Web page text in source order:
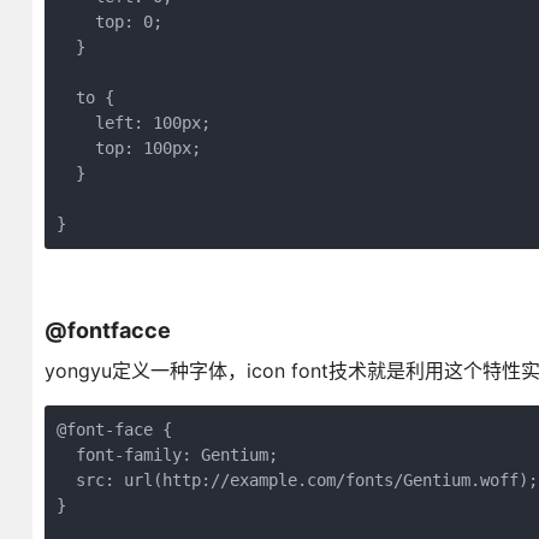
    top: 0;
  }
  to {
    left: 100px;
    top: 100px;
  }
}
@fontfacce
yongyu定义一种字体，icon font技术就是利用这个特性
@font-face {
  font-family: Gentium;
  src: url(http://example.com/fonts/Gentium.woff);
}